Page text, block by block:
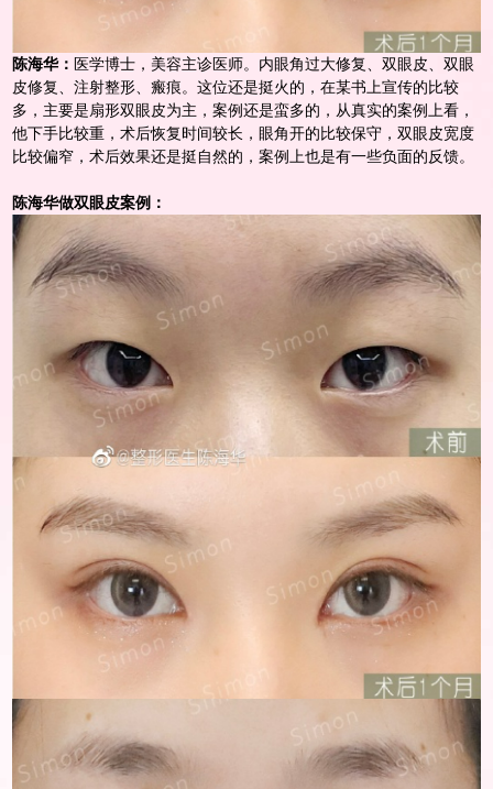
陈海华： 医学博士，美容主诊医师。内眼角过大修复、双眼皮、双眼
皮修复、注射整形、瘢痕。这位还是挺火的，在某书上宣传的比较
多，主要是扇形双眼皮为主，案例还是蛮多的，从真实的案例上看，
他下手比较重，术后恢复时间较长，眼角开的比较保守，双眼皮宽度
比较偏窄，术后效果还是挺自然的，案例上也是有一些负面的反馈。
陈海华做双眼皮案例：